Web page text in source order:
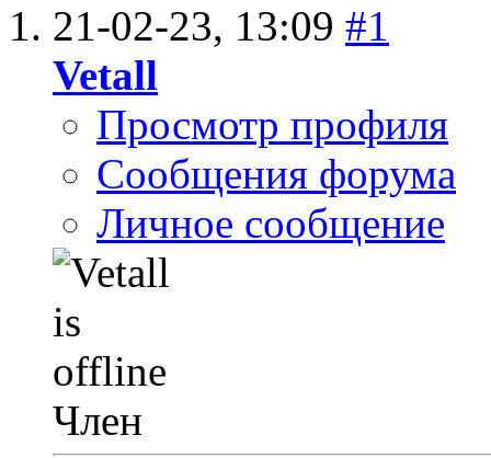
21-02-23, 13:09 #1
Vetall
Просмотр профиля
Сообщения форума
Личное сообщение
Член